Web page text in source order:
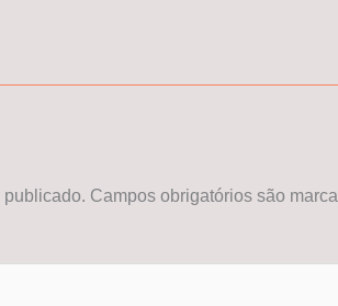
publicado. Campos obrigatórios são